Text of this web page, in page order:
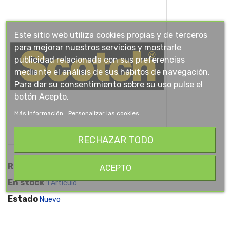
Referencia
En stock1 Artículo
Estado Nuevo
Este sitio web utiliza cookies propias y de terceros
para mejorar nuestros servicios y mostrarle
publicidad relacionada con sus preferencias
mediante el análisis de sus hábitos de navegación.
Para dar su consentimiento sobre su uso pulse el
botón Acepto.
Más información Personalizar las cookies
RECHAZAR TODO
ACEPTO